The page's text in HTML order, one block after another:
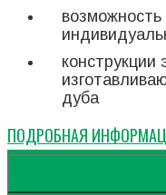
возможность
конструкции
дуба
ПОДРОБНАЯ